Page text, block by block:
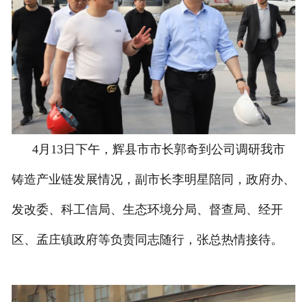
联系我们
4月13日下午，辉县市市长郭奇到公司调研我市
铸造产业链发展情况，副市长李明星陪同，政府办、
发改委、科工信局、生态环境分局、督查局、经开
区、孟庄镇政府等负责同志随行，张总热情接待。